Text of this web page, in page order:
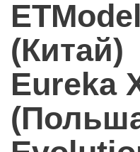
ETModel
(Китай)
Eureka